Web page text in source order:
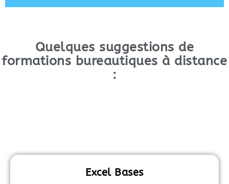
Quelques suggestions de
formations bureautiques à distance
:
Excel Bases